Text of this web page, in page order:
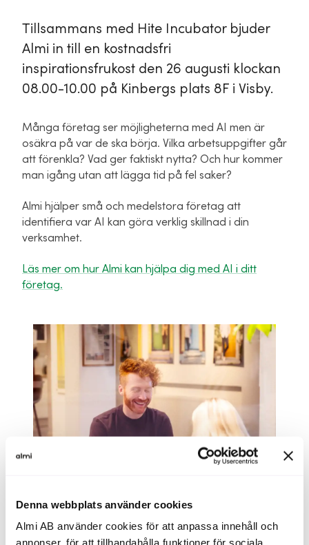
Denna webbplats använder cookies
Almi AB använder cookies för att anpassa innehåll och
annonser, för att tillhandahålla funktioner för sociala
Tillsammans med Hite Incubator bjuder
Almi in till en kostnadsfri
inspirationsfrukost den 26 augusti klockan
08.00-10.00 på Kinbergs plats 8F i Visby.
Många företag ser möjligheterna med AI men är
osäkra på var de ska börja. Vilka arbetsuppgifter går
att förenkla? Vad ger faktiskt nytta? Och hur kommer
man igång utan att lägga tid på fel saker?
Almi hjälper små och medelstora företag att
identifiera var AI kan göra verklig skillnad i din
verksamhet.
Läs mer om hur Almi kan hjälpa dig med AI i ditt
företag.